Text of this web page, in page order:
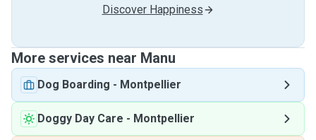
Discover Happiness
More services near Manu
Dog Boarding - Montpellier
Doggy Day Care - Montpellier